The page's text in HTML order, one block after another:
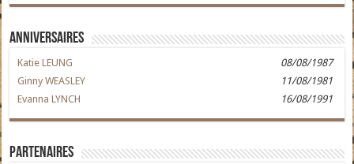
Anniversaires
Katie LEUNG
08/08/1987
Ginny WEASLEY
11/08/1981
Evanna LYNCH
16/08/1991
Partenaires